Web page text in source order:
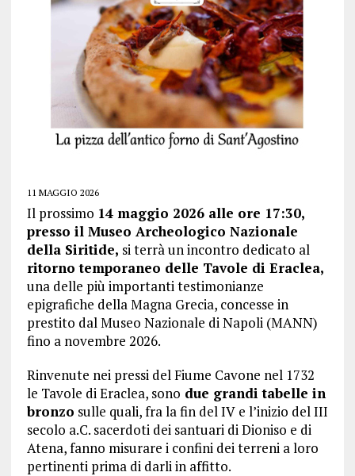
11 MAGGIO 2026
Il prossimo 14 maggio 2026 alle ore 17:30,
presso il Museo Archeologico Nazionale
della Siritide, si terrà un incontro dedicato al
ritorno temporaneo delle Tavole di Eraclea,
una delle più importanti testimonianze
epigrafiche della Magna Grecia, concesse in
prestito dal Museo Nazionale di Napoli (MANN)
fino a novembre 2026.
Rinvenute nei pressi del Fiume Cavone nel 1732
le Tavole di Eraclea, sono due grandi tabelle in
bronzo sulle quali, fra la fin del IV e l’inizio del III
secolo a.C. sacerdoti dei santuari di Dioniso e di
Atena, fanno misurare i confini dei terreni a loro
pertinenti prima di darli in affitto.